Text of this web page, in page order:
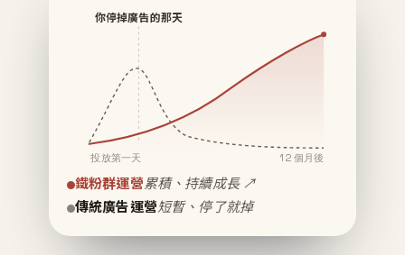
你停掉廣告的那天
投放第一天 12 個月後
鐵粉群運營累積、持續成長 ↗
傳統廣告運營短暫、停了就掉